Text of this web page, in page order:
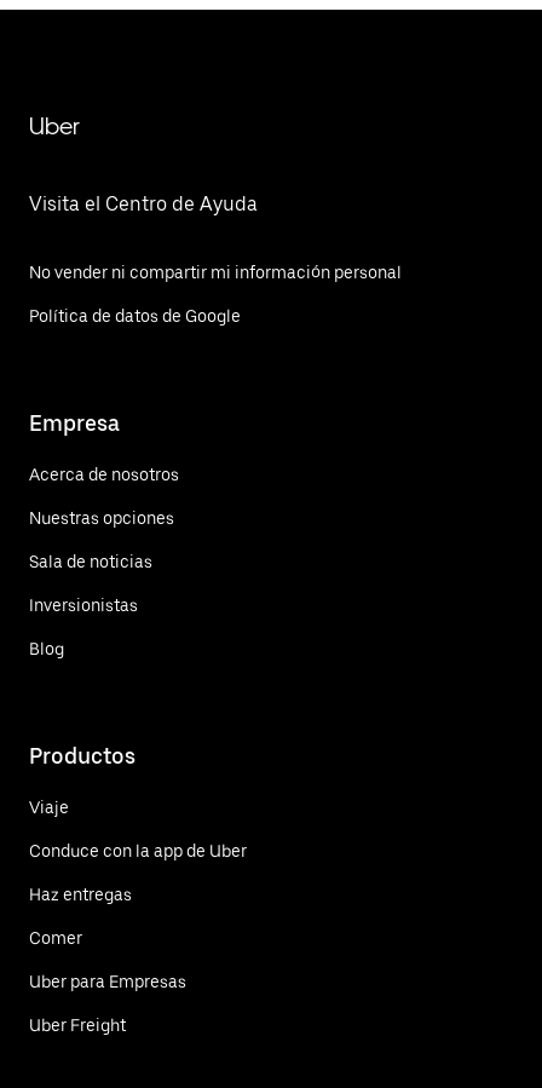
Uber
Visita el Centro de Ayuda
No vender ni compartir mi información personal
Política de datos de Google
Empresa
Acerca de nosotros
Nuestras opciones
Sala de noticias
Inversionistas
Blog
Productos
Viaje
Conduce con la app de Uber
Haz entregas
Comer
Uber para Empresas
Uber Freight